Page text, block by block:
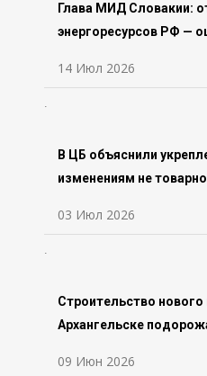
Глава МИД Словакии:
энергоресурсов РФ —
14 Июл 2026
В ЦБ объяснили
изменениям не
03 Июл 2026
Строительство нового
Архангельске
09 Июн 2026